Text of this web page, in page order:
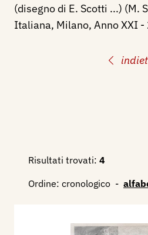
(disegno di E. Scotti ...) (M.
Italiana, Milano, Anno XXI
Risultati trovati: 4
Ordine: cronologico -